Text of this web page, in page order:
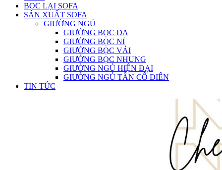
BỌC LẠI SOFA
SẢN XUẤT SOFA
GIƯỜNG NGỦ
GIƯỜNG BỌC DA
GIƯỜNG BỌC NỈ
GIƯỜNG BỌC VẢI
GIƯỜNG BỌC NHUNG
GIƯỜNG NGỦ HIỆN ĐẠI
GIƯỜNG NGỦ TÂN CỔ ĐIỂN
TIN TỨC